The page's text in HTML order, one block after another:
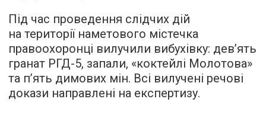
Під час проведення слідчих дій
на території наметового містечка
правоохоронці вилучили вибухівку: дев’ять
гранат РГД-5, запали, «коктейлі Молотова»
та п’ять димових мін. Всі вилучені речові
докази направлені на експертизу.